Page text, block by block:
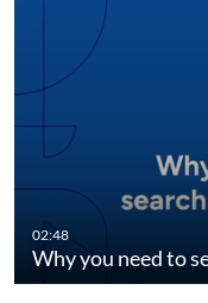
02:48
Why you need to